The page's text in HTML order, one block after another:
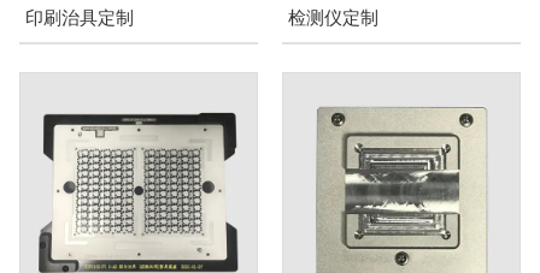
印刷治具定制 检测仪定制